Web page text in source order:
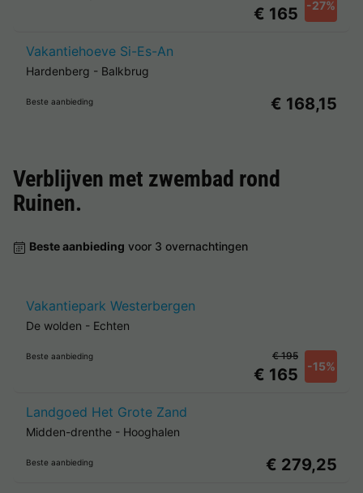
€ 165 -27%
Vakantiehoeve Si-Es-An
Hardenberg - Balkbrug
Beste aanbieding € 168,15
Verblijven met zwembad rond
Ruinen.
Beste aanbieding voor 3 overnachtingen
Vakantiepark Westerbergen
De wolden - Echten
Beste aanbieding
€ 165 -15%
€ 195
Landgoed Het Grote Zand
Midden-drenthe - Hooghalen
Beste aanbieding € 279,25